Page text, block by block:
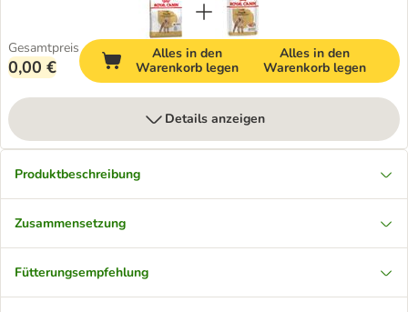
Gesamtpreis
0,00 €
Alles in den
Warenkorb legen
Alles in den
Warenkorb legen
Details anzeigen
Produktbeschreibung
Zusammensetzung
Fütterungsempfehlung